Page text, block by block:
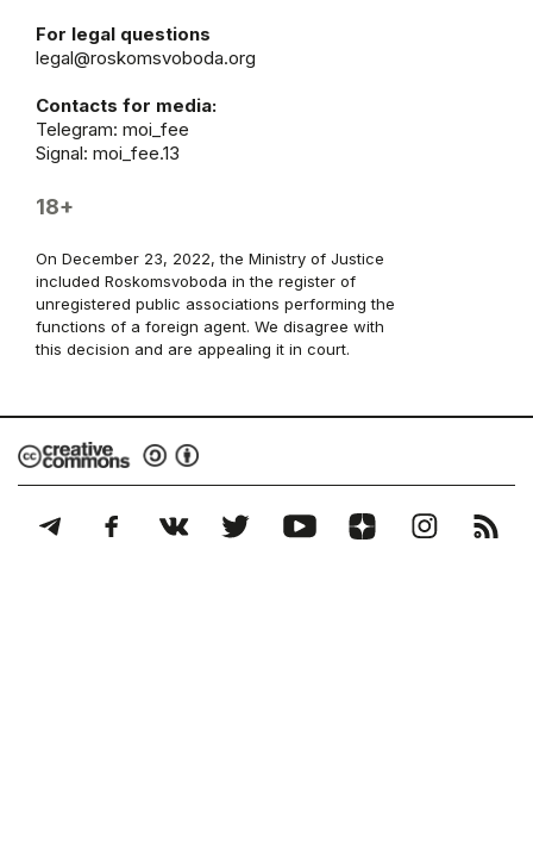
For legal questions
legal@roskomsvoboda.org
Contacts for media:
Telegram: moi_fee
Signal: moi_fee.13
18+
On December 23, 2022, the Ministry of Justice
included Roskomsvoboda in the register of
unregistered public associations performing the
functions of a foreign agent. We disagree with
this decision and are appealing it in court.